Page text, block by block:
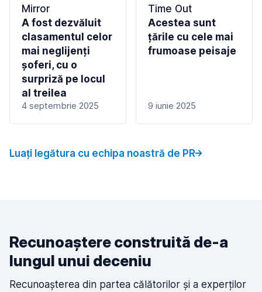
Mirror
A fost dezvăluit
clasamentul celor
mai neglijenți
șoferi, cu o
surpriză pe locul
al treilea
4 septembrie 2025
Time Out
Acestea sunt
țările cu cele mai
frumoase peisaje
9 iunie 2025
Luați legătura cu echipa noastră de PR
Recunoaștere construită de-a
lungul unui deceniu
Recunoașterea din partea călătorilor și a experților